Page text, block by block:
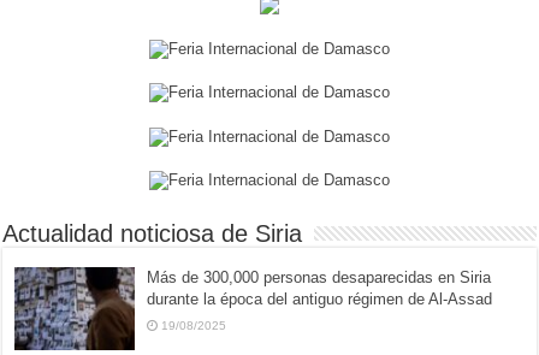
Actualidad noticiosa de Siria
Más de 300,000 personas desaparecidas en Siria
durante la época del antiguo régimen de Al-Assad
19/08/2025